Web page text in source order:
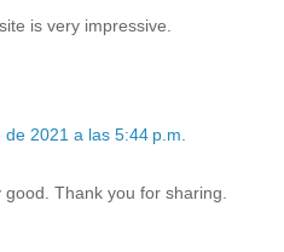
is very impressive.
2021 a las 5:44 p.m.
Thank you for sharing.